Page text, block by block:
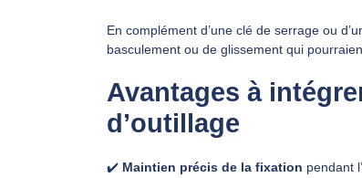
En complément d’une clé de serrage ou
basculement ou de glissement qui
Avantages à
d’outillage
✔️ Maintien précis de la fixation pendant